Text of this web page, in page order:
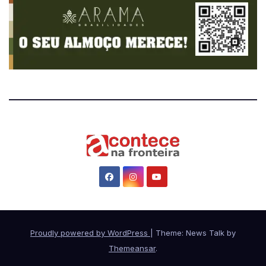
Proudly powered by WordPress
Theme: News Talk by
Themeansar.